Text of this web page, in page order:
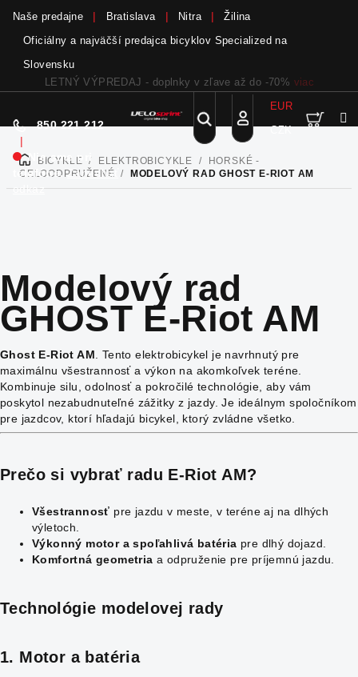
obsah
Naše predajne Bratislava Nitra
Žilina
Oficiálny a najväčší predajca bicyklov Specialized na
Slovensku
Bicykle a elektrobicykle SCOTT teraz skladom viac
850 221 212
|
Nie sme pri
telefóne.Zanechať
odkaz
Hľadať
Prihlásenie
EUR
CZK
DOMOVBICYKLE / ELEKTROBICYKLE /
HORSKÉ -
CELOODPRUŽENÉ / MODELOVÝ RAD GHOST E-RIOT AM
Modelový rad
GHOST E-Riot AM
Ghost E-Riot AM . Tento elektrobicykel je navrhnutý pre
maximálnu všestrannosť a výkon na akomkoľvek teréne.
Kombinuje silu, odolnosť a pokročilé technológie, aby vám
poskytol nezabudnuteľné zážitky z jazdy. Je ideálnym spoločníkom
pre jazdcov, ktorí hľadajú bicykel, ktorý zvládne všetko.
Prečo si vybrať radu E-Riot AM?
Všestrannosť pre jazdu v meste, v teréne aj na dlhých
výletoch.
Výkonný motor a spoľahlivá batéria pre dlhý dojazd.
Komfortná geometria a odpruženie pre príjemnú jazdu.
Technológie modelovej rady
1. Motor a batéria